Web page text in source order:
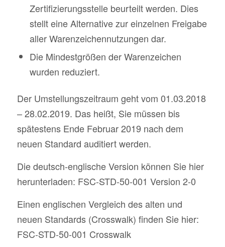
Zertifizierungsstelle beurteilt werden. Dies
stellt eine Alternative zur einzelnen Freigabe
aller Warenzeichennutzungen dar.
Die Mindestgrößen der Warenzeichen
wurden reduziert.
Der Umstellungszeitraum geht vom 01.03.2018
– 28.02.2019. Das heißt, Sie müssen bis
spätestens Ende Februar 2019 nach dem
neuen Standard auditiert werden.
Die deutsch-englische Version können Sie hier
herunterladen: FSC-STD-50-001 Version 2-0
Einen englischen Vergleich des alten und
neuen Standards (Crosswalk) finden Sie hier:
FSC-STD-50-001 Crosswalk